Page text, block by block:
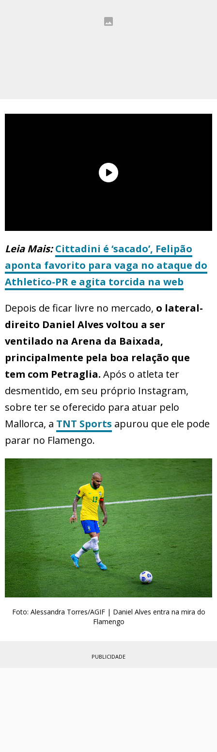
Leia Mais: Cittadini é ‘sacado’, Felipão
aponta favorito para vaga no ataque do
Athletico-PR e agita torcida na web
Depois de ficar livre no mercado, o lateral-
direito Daniel Alves voltou a ser
ventilado na Arena da Baixada,
principalmente pela boa relação que
tem com Petraglia. Após o atleta ter
desmentido, em seu próprio Instagram,
sobre ter se oferecido para atuar pelo
Mallorca, a TNT Sports apurou que ele pode
parar no Flamengo.
Foto: Alessandra Torres/AGIF | Daniel Alves entra na mira do
Flamengo
PUBLICIDADE